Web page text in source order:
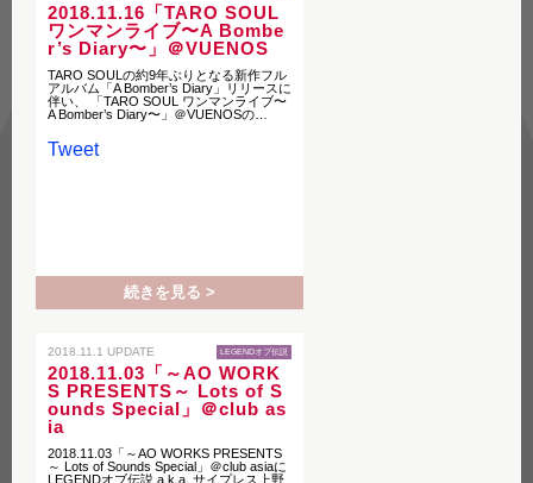
2018.11.16「TARO SOUL
ワンマンライブ〜A Bombe
r’s Diary〜」＠VUENOS
TARO SOULの約9年ぶりとなる新作フル
アルバム「A Bomber’s Diary」リリースに
伴い、 「TARO SOUL ワンマンライブ〜
A Bomber’s Diary〜」＠VUENOSの…
Tweet
続きを見る >
2018.11.1 UPDATE LEGENDオブ伝説
2018.11.03「～AO WORK
S PRESENTS～ Lots of S
ounds Special」＠club as
ia
2018.11.03「～AO WORKS PRESENTS
～ Lots of Sounds Special」＠club asiaに
LEGENDオブ伝説 a.k.a. サイプレス上野